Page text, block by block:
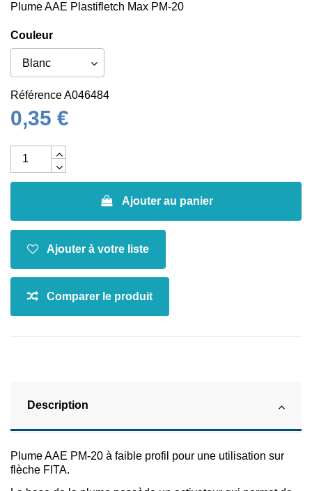
Plume AAE Plastifletch Max PM-20
Couleur
RéférenceA046484
0,35 €
Ajouter au panier
Description
Plume AAE PM-20 à faible profil pour une utilisation sur
flèche FITA.